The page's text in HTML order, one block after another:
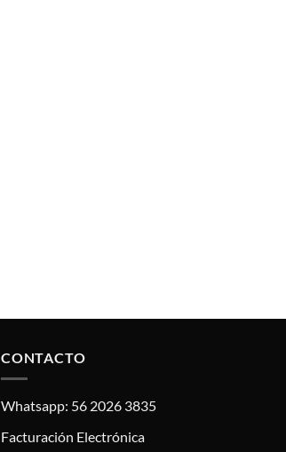
CONTACTO
Whatsapp: 56 2026 3835
Facturación Electrónica